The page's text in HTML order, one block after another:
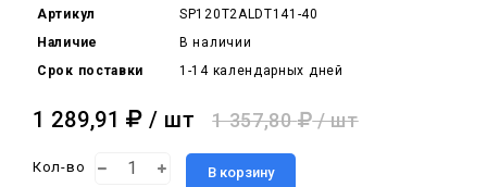
Артикул
SP120T2ALDT141-40
Наличие
В наличии
Срок поставки
1-14 календарных дней
1 289,91 / шт 1 357,80 / шт
Кол-во В корзину